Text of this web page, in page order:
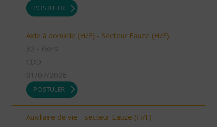
POSTULER
Aide à domicile (H/F) - Secteur Eauze (H/F)
32 - Gers
CDD
01/07/2026
POSTULER
Auxiliaire de vie - secteur Eauze (H/F)